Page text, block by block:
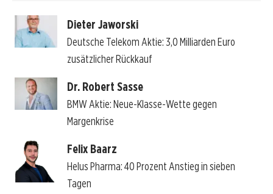
Dieter Jaworski
Deutsche Telekom Aktie: 3,0 Milliarden Euro
zusätzlicher Rückkauf
Dr. Robert Sasse
BMW Aktie: Neue-Klasse-Wette gegen
Margenkrise
Felix Baarz
Helus Pharma: 40 Prozent Anstieg in sieben
Tagen